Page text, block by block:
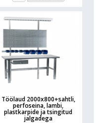
Töölaud 2000x800+sahtli,
perfoseina, lambi,
plastkarpide ja tsingitud
jalgadega